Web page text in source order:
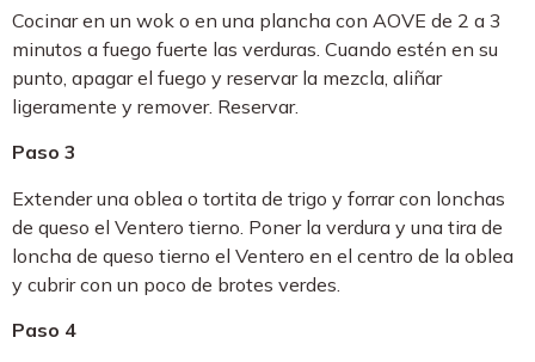
Cocinar en un wok o en una plancha con AOVE de 2 a 3
minutos a fuego fuerte las verduras. Cuando estén en su
punto, apagar el fuego y reservar la mezcla, aliñar
ligeramente y remover. Reservar.
Paso 3
Extender una oblea o tortita de trigo y forrar con lonchas
de queso el Ventero tierno. Poner la verdura y una tira de
loncha de queso tierno el Ventero en el centro de la oblea
y cubrir con un poco de brotes verdes.
Paso 4